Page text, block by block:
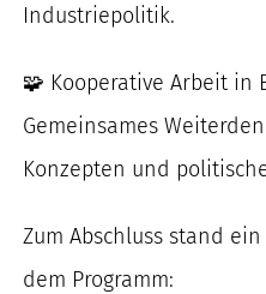
Industriepolitik.
🧩 Kooperative Arbeit in
Gemeinsames
Konzepten und
Zum Abschluss stand
dem Programm: